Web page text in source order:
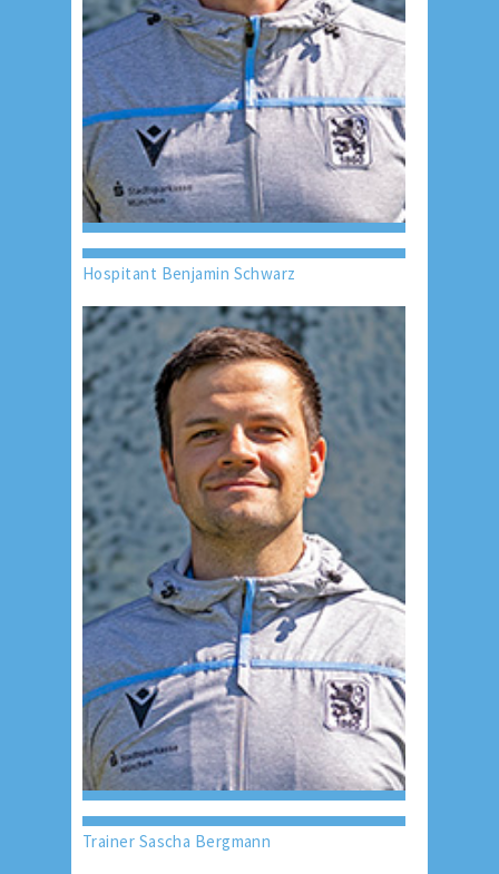
Hospitant Benjamin Schwarz
Trainer Sascha Bergmann